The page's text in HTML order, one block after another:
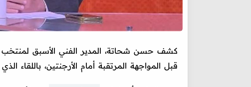
كشف حسن شحاتة، المدير الفني الأسبق
قبل المواجهة المرتقبة أمام الأرجنتين، باللقاء